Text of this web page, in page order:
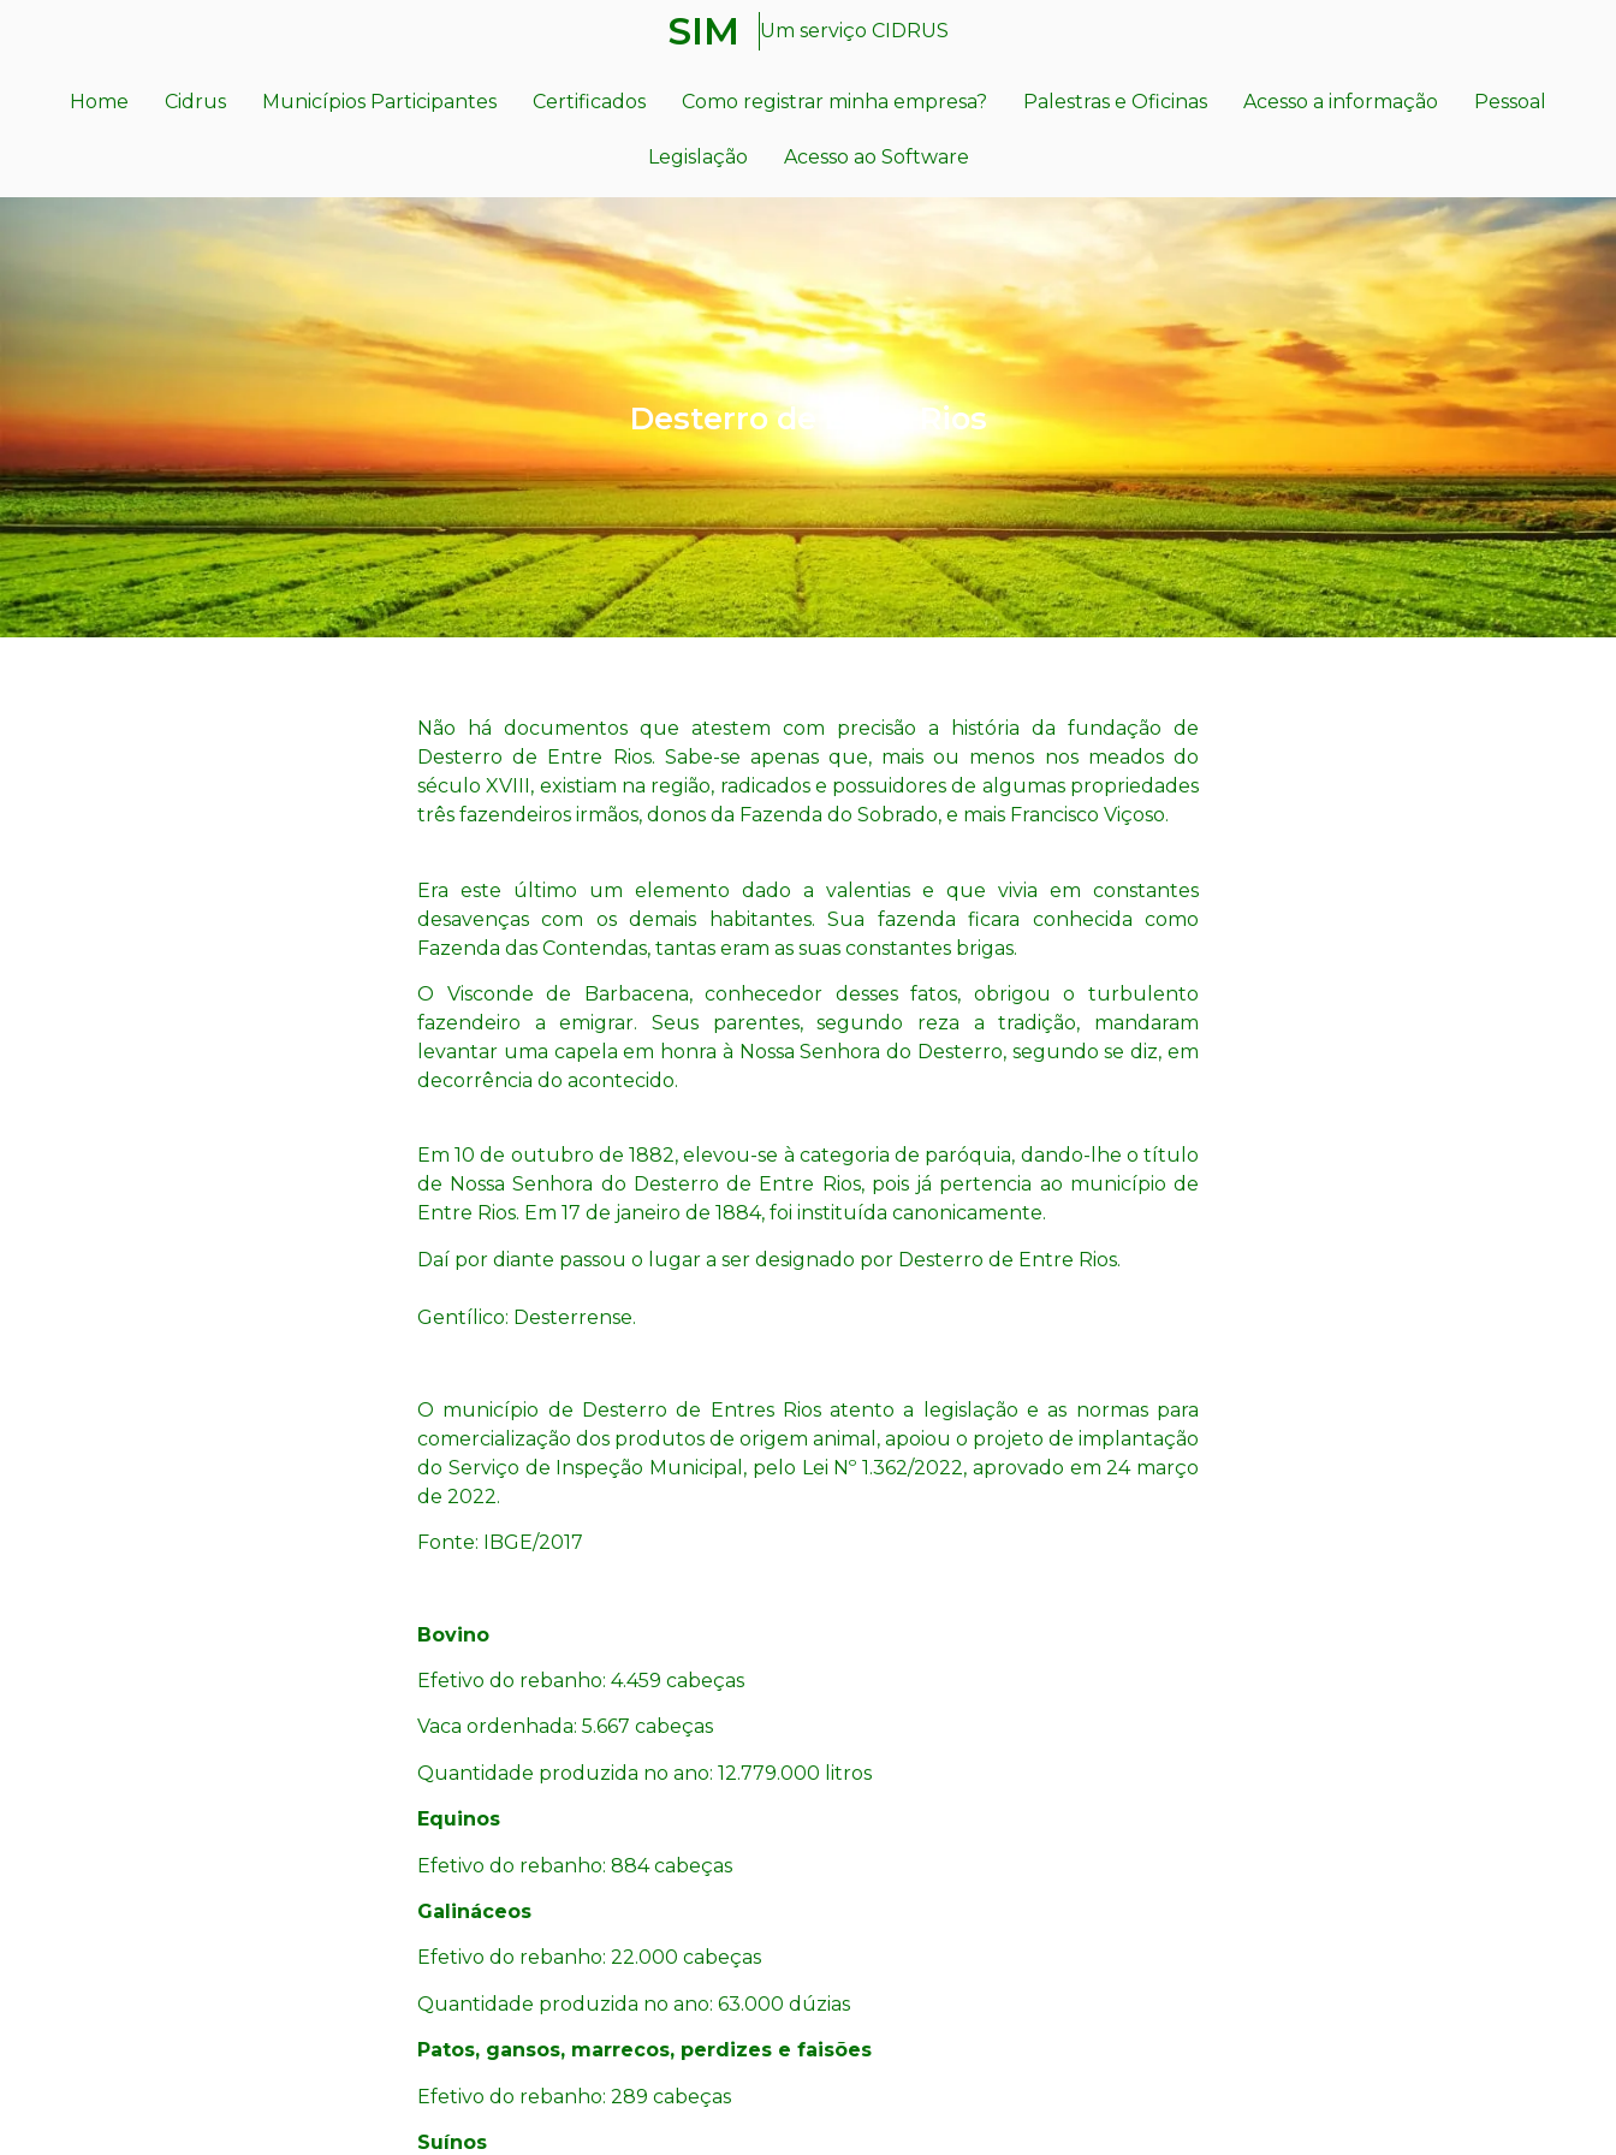
SIM Um serviço CIDRUS
Home Cidrus Municípios Participantes Certificados Como registrar minha empresa? Palestras e Oficinas Acesso a informação Pessoal
Legislação Acesso ao Software
Desterro de Entre Rios
Não há documentos que atestem com precisão a história da fundação de
Desterro de Entre Rios. Sabe-se apenas que, mais ou menos nos meados do
século XVIII, existiam na região, radicados e possuidores de algumas propriedades
três fazendeiros irmãos, donos da Fazenda do Sobrado, e mais Francisco Viçoso.
Era este último um elemento dado a valentias e que vivia em constantes
desavenças com os demais habitantes. Sua fazenda ficara conhecida como
Fazenda das Contendas, tantas eram as suas constantes brigas.
O Visconde de Barbacena, conhecedor desses fatos, obrigou o turbulento
fazendeiro a emigrar. Seus parentes, segundo reza a tradição, mandaram
levantar uma capela em honra à Nossa Senhora do Desterro, segundo se diz, em
decorrência do acontecido.
Em 10 de outubro de 1882, elevou-se à categoria de paróquia, dando-lhe o título
de Nossa Senhora do Desterro de Entre Rios, pois já pertencia ao município de
Entre Rios. Em 17 de janeiro de 1884, foi instituída canonicamente.
Daí por diante passou o lugar a ser designado por Desterro de Entre Rios.
Gentílico: Desterrense.
O município de Desterro de Entres Rios atento a legislação e as normas para
comercialização dos produtos de origem animal, apoiou o projeto de implantação
do Serviço de Inspeção Municipal, pelo Lei Nº 1.362/2022, aprovado em 24 março
de 2022.
Fonte: IBGE/2017
Bovino
Efetivo do rebanho: 4.459 cabeças
Vaca ordenhada: 5.667 cabeças
Quantidade produzida no ano: 12.779.000 litros
Equinos
Efetivo do rebanho: 884 cabeças
Galináceos
Efetivo do rebanho: 22.000 cabeças
Quantidade produzida no ano: 63.000 dúzias
Patos, gansos, marrecos, perdizes e faisões
Efetivo do rebanho: 289 cabeças
Suínos